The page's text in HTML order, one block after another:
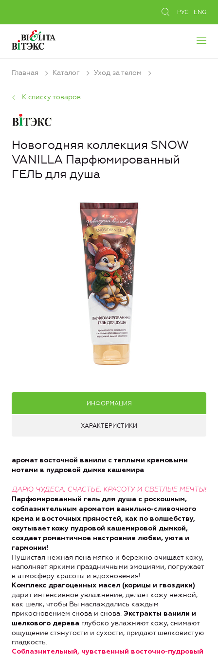
РУС ENG
Главная Каталог Уход за телом
К списку товаров
Новогодняя коллекция SNOW
VANILLA Парфюмированный
ГЕЛЬ для душа
ИНФОРМАЦИЯ
ХАРАКТЕРИСТИКИ
аромат восточной ванили с теплыми кремовыми
нотами в пудровой дымке кашемира
ДАРЮ ЧУДЕСА, СЧАСТЬЕ, КРАСОТУ И СВЕТЛЫЕ МЕЧТЫ!
Парфюмированный гель для душа с роскошным,
соблазнительным ароматом ванильно-сливочного
крема и восточных пряностей, как по волшебству,
окутывает кожу пудровой кашемировой дымкой,
создает романтичное настроение любви, уюта и
гармонии!
Пушистая нежная пена мягко и бережно очищает кожу,
наполняет яркими праздничными эмоциями, погружает
в атмосферу красоты и вдохновения!
Комплекс драгоценных масел (корицы и гвоздики)
дарит интенсивное увлажнение, делает кожу нежной,
как шелк, чтобы Вы наслаждались каждым
прикосновением снова и снова. Экстракты ванили и
шелкового дерева глубоко увлажняют кожу, снимают
ощущение стянутости и сухости, придают шелковистую
гладкость.
Соблазнительный, чувственный восточно-пудровый